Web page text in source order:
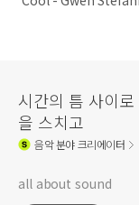
시간의 틈 사이
을 스치고
음악분야 크리에이터
all about sound